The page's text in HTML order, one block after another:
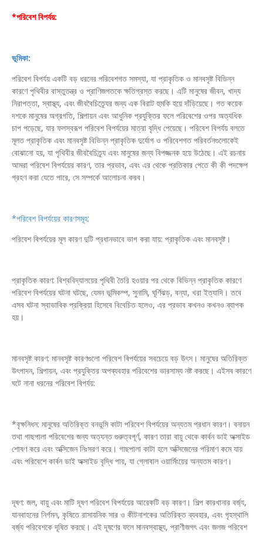
*পরিবেশ বিপর্যয়:
ভূমিকা:
পরিবেশ বিপর্যয় একটি বড় ধরনের পরিবেশগত সমস্যা, যা প্রাকৃতিক ও মানবসৃষ্ট বিভিন্ন
কারণে পৃথিবীর বাস্তুতন্ত্র ও প্রাণিজগতকে ক্ষতিগ্রস্ত করছে। এটি মানুষের জীবন, খাদ্য
নিরাপত্তা, স্বাস্থ্য, এবং জীববৈচিত্র্যের জন্য এক বিরাট হুমকি হয়ে দাঁড়িয়েছে। গত কয়েক
দশকে মানুষের অগ্রগতি, শিল্পায়ন এবং আধুনিক প্রযুক্তির ফলে পরিবেশের ওপর অত্যধিক
চাপ পড়েছে, যার ফলস্বরূপ পরিবেশ বিপর্যয়ের মাত্রা বৃদ্ধি পেয়েছে। পরিবেশ বিপর্যয় বলতে
মূলত প্রাকৃতিক এবং মানবসৃষ্ট বিভিন্ন প্রাকৃতিক দুর্যোগ ও পরিবেশগত পরিবর্তনগুলোকেই
বোঝানো হয়, যা পৃথিবীর জীববৈচিত্র্য এবং মানুষের জন্য বিপজ্জনক হয়ে উঠেছে। এই রচনায়
আমরা পরিবেশ বিপর্যয়ের কারণ, তার প্রভাব, এবং এর থেকে প্রতিকার পেতে কী কী পদক্ষেপ
গ্রহণ করা যেতে পারে, সে সম্পর্কে আলোচনা করব।
*পরিবেশ বিপর্যয়ের কারণসমূহ:
পরিবেশ বিপর্যয়ের মূল কারণ দুটি প্রধানভাবে ভাগ করা যায়: প্রাকৃতিক এবং মানবসৃষ্ট।
প্রাকৃতিক কারণ: বিশ্ববিদ্যালয়ের পৃথিবী তৈরি হওয়ার পর থেকে বিভিন্ন প্রাকৃতিক কারণে
পরিবেশ বিপর্যয়ের ঘটনা ঘটছে, যেমন ভূমিকম্প, সুনামি, ঘূর্ণিঝড়, বন্যা, খরা ইত্যাদি। তবে
এসব ঘটনা স্বাভাবিক প্রক্রিয়া হিসেবে বিবেচিত হলেও, এর প্রভাব কখনও কখনও ব্যাপক
হয়।
মানবসৃষ্ট কারণ: মানবসৃষ্ট কারণগুলো পরিবেশ বিপর্যয়ের সবচেয়ে বড় উৎস। মানুষের অতিরিক্ত
উৎপাদন, শিল্পায়ন, এবং প্রযুক্তির অপব্যবহার পরিবেশের ভারসাম্য নষ্ট করছে। এইসব কারণে
ঘটে নানা ধরনের পরিবেশ বিপর্যয়:
*বৃক্ষনিধন: মানুষের অতিরিক্ত বনভূমি কাটা পরিবেশ বিপর্যয়ের অন্যতম প্রধান কারণ। বনায়ন
তথা গাছপালা পরিবেশের জন্য অত্যন্ত গুরুত্বপূর্ণ, কারণ তারা বায়ু থেকে কার্বন ডাই অক্সাইড
শোষণ করে এবং অক্সিজেন নিঃসরণ করে। গাছপালা কাটা হলে অক্সিজেনের পরিমাণ কমে যায়
এবং পরিবেশে কার্বন ডাই অক্সাইড বৃদ্ধি পায়, যা গ্লোবাল ওয়ার্মিংয়ের অন্যতম কারণ।
দূষণ: জল, বায়ু এবং মাটি দূষণ পরিবেশ বিপর্যয়ের আরেকটি বড় কারণ। শিল্প কারখানার বর্জ্য,
যানবাহনের নির্গমন, কৃষিতে রাসায়নিক সার ও কীটনাশকের অতিরিক্ত ব্যবহার, এবং গৃহস্থালি
বর্জ্য পরিবেশকে দূষিত করছে। এই দূষণের ফলে মানবস্বাস্থ্য, প্রাণীজগৎ এবং জলজ পরিবেশ